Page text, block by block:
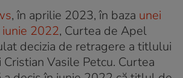
, în aprilie 2023, în baza unei
iunie 2022, Curtea de Apel
decizia de retragere a titlului
Vasile Petcu. Curtea